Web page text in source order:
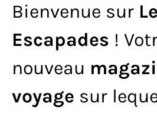
Bienvenue sur
Escapades !
nouveau
voyage sur